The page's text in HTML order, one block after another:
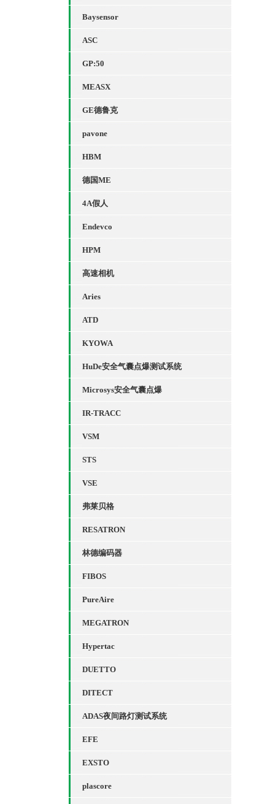
Baysensor
ASC
GP:50
MEASX
GE德鲁克
pavone
HBM
德国ME
4A假人
Endevco
HPM
高速相机
Aries
ATD
KYOWA
HuDe安全气囊点爆测试系统
Microsys安全气囊点爆
IR-TRACC
VSM
STS
VSE
弗莱贝格
RESATRON
林德编码器
FIBOS
PureAire
MEGATRON
Hypertac
DUETTO
DITECT
ADAS夜间路灯测试系统
EFE
EXSTO
plascore